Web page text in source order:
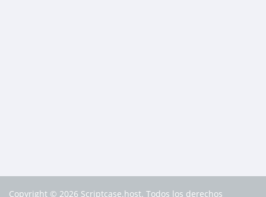
Copyright © 2026 Scriptcase.host. Todos los derechos